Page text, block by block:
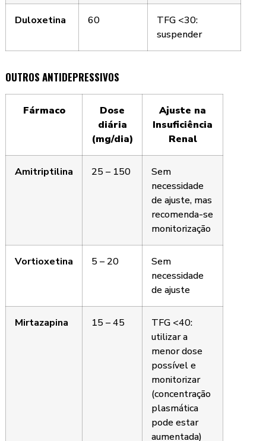
Duloxetina 60
TFG <30:
suspender
OUTROS ANTIDEPRESSIVOS
Fármaco
Dose
diária
(mg/dia)
Ajuste na
Insuficiência
Renal
Amitriptilina 25 – 150
Sem
necessidade
de ajuste, mas
recomenda-se
monitorização
Vortioxetina 5 – 20
Sem
necessidade
de ajuste
Mirtazapina 15 – 45
TFG <40:
utilizar a
menor dose
possível e
monitorizar
(concentração
plasmática
pode estar
aumentada)